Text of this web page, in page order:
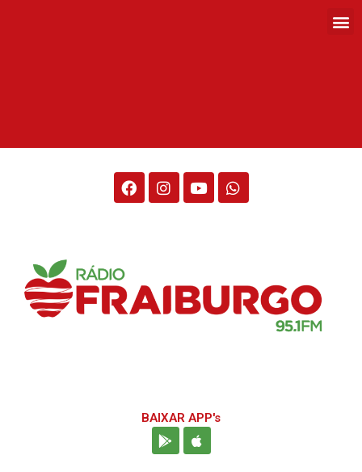
BAIXAR APP's